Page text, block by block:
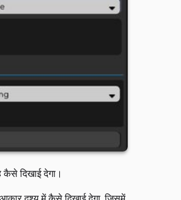
दिखाई देगा।